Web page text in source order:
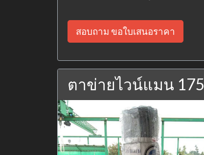
สอบถาม ขอใบเสนอราคา
ตาข่ายไวน์แมน 175